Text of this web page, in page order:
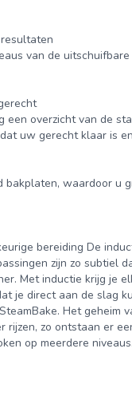
van de
een overzicht van de
uw gerecht klaar is
bakplaten, waardoor
bereiding De
zijn zo subtiel
Met inductie krijg je
je direct aan de slag
Het
zo ontstaan er
op meerdere